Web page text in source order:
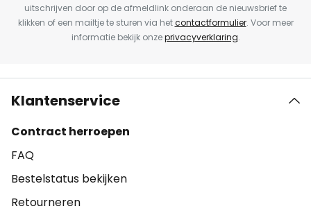
uitschrijven door op de afmeldlink onderaan de nieuwsbrief te
klikken of een mailtje te sturen via hetcontactformulier. Voor meer
informatie bekijk onzeprivacyverklaring.
Klantenservice
Contract herroepen
FAQ
Bestelstatus bekijken
Retourneren